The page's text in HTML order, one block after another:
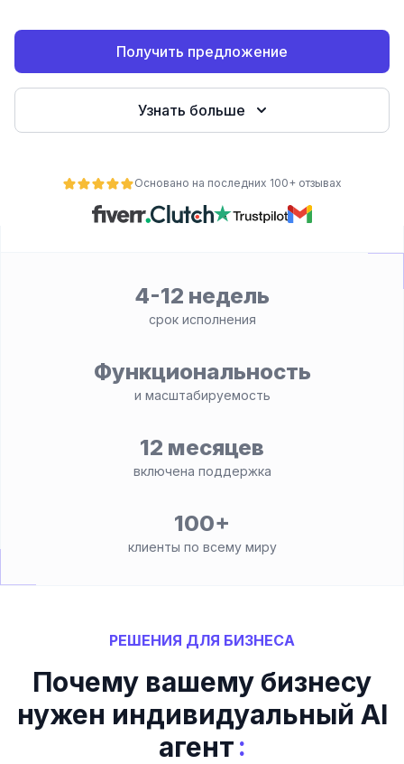
Получить предложение
Узнать больше
Основано на последних 100+ отзывах
4-12 недель
срок исполнения
Функциональность
и масштабируемость
12 месяцев
включена поддержка
100+
клиенты по всему миру
РЕШЕНИЯ ДЛЯ БИЗНЕСА
Почему вашему бизнесу
нужен индивидуальный AI
агент: